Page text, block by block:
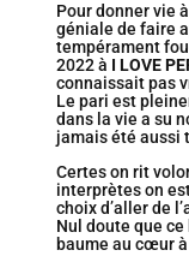
Pour donner vie
géniale de faire
tempérament
2022 à I LOVE
connaissait pas
Le pari est
dans la vie a su
jamais été aussi
Certes on rit
interprètes on
choix d’aller de
Nul doute que
baume au cœur